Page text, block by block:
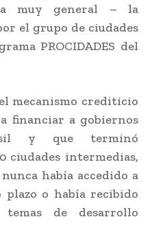
muy general – la
el grupo de ciudades
PROCIDADES del
mecanismo crediticio
a financiar a gobiernos
y que terminó
ciudades intermedias,
había accedido a
o había recibido
de desarrollo